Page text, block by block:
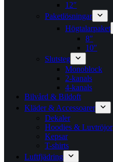
12″
Paketlösningar
Högtalarpaket
8″
10″
Slutsteg
Monoblock
2-kanals
4-kanals
Bilvård & Bildoft
Kläder & Accessoarer
Dekaler
Hoodies & Luvtröjor
Kepsar
T-shirts
Luftfjädring